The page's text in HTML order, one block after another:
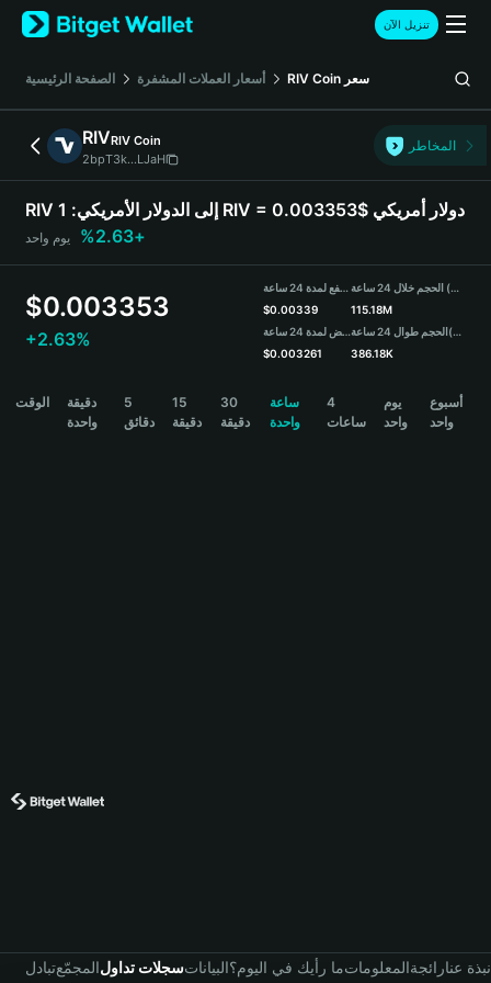
English
日本語
Русский
Español (Latinoamérica)
Türkçe
Deutsch
简体中文
Português (Portugal)
Bahasa Indonesia
বাংলা
تنزيل الآن
الصفحة الرئيسية أسعار العملات المشفرة RIV Coin سعر
RIVRIV Coin
2bpT3k...LJaH
المخاطر
RIV إلى الدولار الأمريكي:
1 RIV = 0.003353$ دولار أمريكي
+2.63%
يوم واحد
$0.003353
+2.63%
مرتفع لمدة 24 ساعة
$0.00339
منخفض لمدة 24 ساعة
$0.003261
الحجم خلال 24 ساعة (RIV)
115.18M
الحجم طوال 24 ساعة(USDT)
386.18K
الوقت
دقيقة
واحدة
5
دقائق
15
دقيقة
30
دقيقة
ساعة
واحدة
4
ساعات
يوم
واحد
أسبوع
واحد
تبادلالمجمّعسجلات تداولالبياناتما رأيك في اليوم؟المعلوماترائجةنبذة عنا